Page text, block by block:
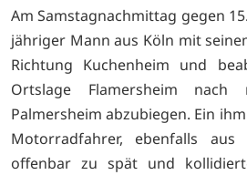
Am Samstagnachmittag gegen
jähriger Mann aus Köln mit
Richtung Kuchenheim und
Ortslage Flamersheim
Palmersheim abzubiegen. Ein
Motorradfahrer, ebenfalls
offenbar zu spät und